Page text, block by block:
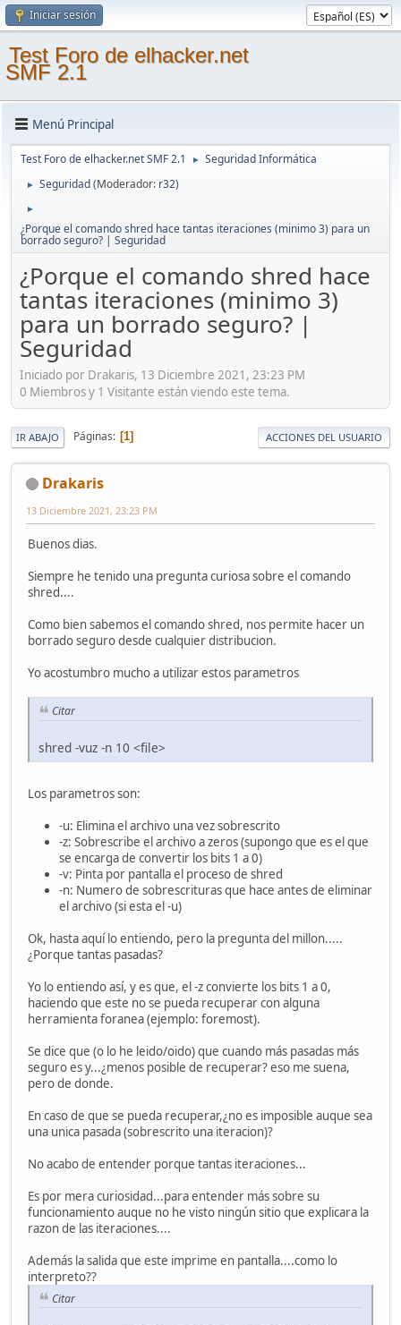
Iniciar sesión
Test Foro de elhacker.net
SMF 2.1
Menú Principal
Test Foro de elhacker.net SMF 2.1 ► Seguridad Informática
► Seguridad(Moderador: r32)
►
¿Porque el comando shred hace tantas iteraciones (minimo 3) para un
borrado seguro? | Seguridad
¿Porque el comando shred hace
tantas iteraciones (minimo 3)
para un borrado seguro? |
Seguridad
Iniciado por Drakaris, 13 Diciembre 2021, 23:23 PM
0 Miembros y 1 Visitante están viendo este tema.
IR ABAJO Páginas 1 ACCIONES DEL USUARIO
Drakaris
13 Diciembre 2021, 23:23 PM
Buenos dias.
Siempre he tenido una pregunta curiosa sobre el comando
shred....
Como bien sabemos el comando shred, nos permite hacer un
borrado seguro desde cualquier distribucion.
Yo acostumbro mucho a utilizar estos parametros
Citar
shred -vuz -n 10 <file>
Los parametros son:
-u: Elimina el archivo una vez sobrescrito
-z: Sobrescribe el archivo a zeros (supongo que es el que
se encarga de convertir los bits 1 a 0)
-v: Pinta por pantalla el proceso de shred
-n: Numero de sobrescrituras que hace antes de eliminar
el archivo (si esta el -u)
Ok, hasta aquí lo entiendo, pero la pregunta del millon.....
¿Porque tantas pasadas?
Yo lo entiendo así, y es que, el -z convierte los bits 1 a 0,
haciendo que este no se pueda recuperar con alguna
herramienta foranea (ejemplo: foremost).
Se dice que (o lo he leido/oido) que cuando más pasadas más
seguro es y...¿menos posible de recuperar? eso me suena,
pero de donde.
En caso de que se pueda recuperar,¿no es imposible auque sea
una unica pasada (sobrescrito una iteracion)?
No acabo de entender porque tantas iteraciones...
Es por mera curiosidad...para entender más sobre su
funcionamiento auque no he visto ningún sitio que explicara la
razon de las iteraciones....
Además la salida que este imprime en pantalla....como lo
interpreto??
Citar